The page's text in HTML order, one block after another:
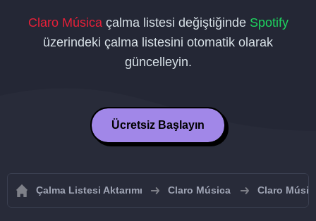
Claro Músicaçalma listesi değiştiğinde Spotify
üzerindeki çalma listesini otomatik olarak
güncelleyin.
Ücretsiz Başlayın
Çalma Listesi Aktarımı Claro Música Claro